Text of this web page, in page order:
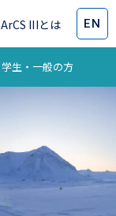
ArCS IIIとは EN
学生・一般の方